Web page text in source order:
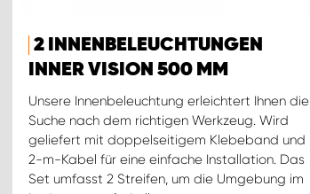
2 INNENBELEUCHTUNGEN
INNER VISION 500 MM
Unsere Innenbeleuchtung erleichtert Ihnen die
Suche nach dem richtigen Werkzeug. Wird
geliefert mit doppelseitigem Klebeband und
2-m-Kabel für eine einfache Installation. Das
Set umfasst 2 Streifen, um die Umgebung im